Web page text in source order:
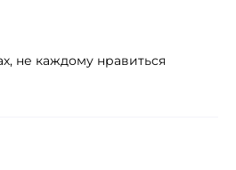
не каждому нравиться